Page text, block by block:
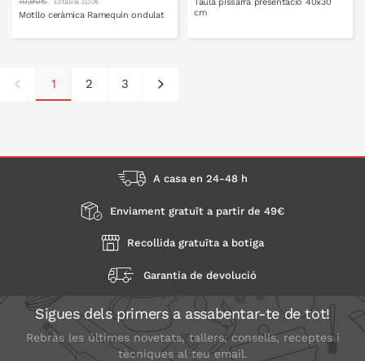
Estalvia 3,00€
Motllo ceràmica Ramequin ondulat
cm
1 2 3
A casa en 24-48 h
Enviament gratuït a partir de 49€
Recollida gratuïta a botiga
Garantia de devolució
Sigues dels primers a assabentar-te de tot!
Rebràs les últimes novetats, tallers, consells, receptes i
tècniques al teu email.